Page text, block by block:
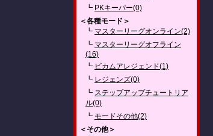
┗ PKキーパー(0)
＜各種モード＞
┗ マスターリーグオンライン(2)
┗ マスターリーグオフライン
(16)
┗ ビカムアレジェンド(1)
┗ レジェンズ(0)
┗ ステップアップチュートリア
ル(0)
┗ モードその他(2)
＜その他＞